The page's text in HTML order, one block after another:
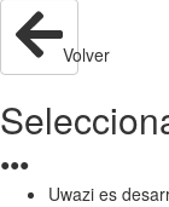
Volver
●●●
Uwazi es